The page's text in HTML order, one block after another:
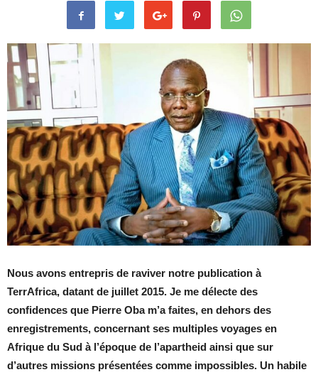
Nous avons entrepris de raviver notre publication à
TerrAfrica, datant de juillet 2015. Je me délecte des
confidences que Pierre Oba m’a faites, en dehors des
enregistrements, concernant ses multiples voyages en
Afrique du Sud à l’époque de l’apartheid ainsi que sur
d’autres missions présentées comme impossibles. Un habile